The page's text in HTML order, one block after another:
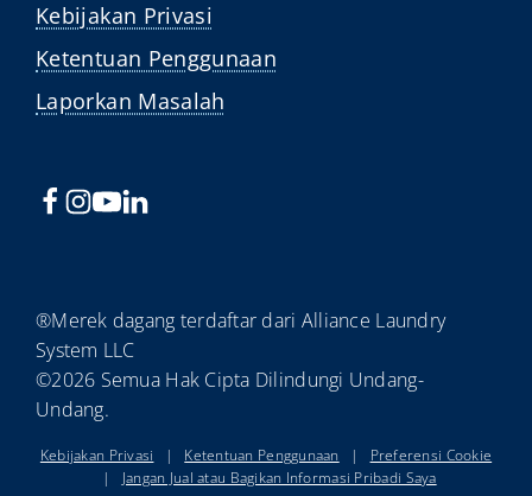
Kebijakan Privasi
Ketentuan Penggunaan
Laporkan Masalah
®Merek dagang terdaftar dari Alliance Laundry
System LLC
©2026 Semua Hak Cipta Dilindungi Undang-
Undang.
Kebijakan Privasi | Ketentuan Penggunaan |
Preferensi Cookie
|
Jangan Jual atau Bagikan Informasi Pribadi Saya